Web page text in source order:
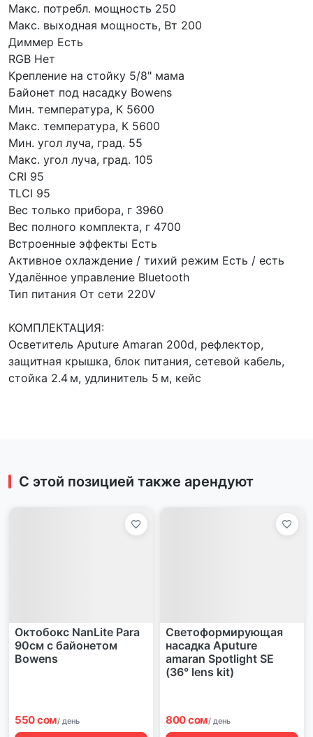
Макс. потребл. мощность 250
Макс. выходная мощность, Вт 200
Диммер Есть
RGB Нет
Крепление на стойку 5/8" мама
Байонет под насадку Bowens
Мин. температура, К 5600
Макс. температура, К 5600
Мин. угол луча, град. 55
Макс. угол луча, град. 105
CRI 95
TLCI 95
Вес только прибора, г 3960
Вес полного комплекта, г 4700
Встроенные эффекты Есть
Активное охлаждение / тихий режим Есть / есть
Удалённое управление Bluetooth
Тип питания От сети 220V
КОМПЛЕКТАЦИЯ:
Осветитель Aputure Amaran 200d, рефлектор,
защитная крышка, блок питания, сетевой кабель,
стойка 2.4 м, удлинитель 5 м, кейс
С этой позицией также арендуют
Октобокс NanLite Para
90см с байонетом
Bowens
550 сом/ день
Светоформирующая
насадка Aputure
amaran Spotlight SE
(36° lens kit)
800 сом/ день